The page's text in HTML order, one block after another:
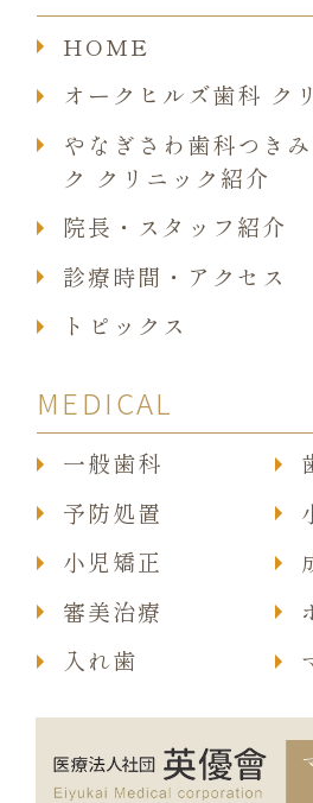
HOME
オークヒルズ歯科 ク
やなぎさわ歯科つき
ク クリニック紹介
院長・スタッフ紹介
診療時間・アクセス
トピックス
MEDICAL
一般歯科
審美治療
予防処置
入れ歯
小児矯正